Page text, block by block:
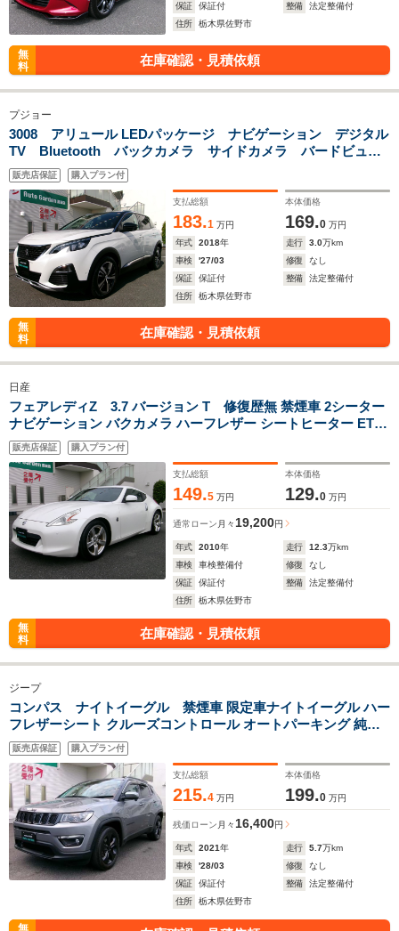
保証
保証付 整備
法定整備付
住所
栃木県佐野市
無
料
在庫確認・見積依頼
プジョー
3008 アリュール LEDパッケージ ナビゲーション デジタル
TV Bluetooth バックカメラ サイドカメラ バードビュ
ー ブレーキサポート コーナーセンサー パドルシフト
ETC USB充電端子 LEDヘットライト
販売店保証 購入プラン付
支払総額
183.1 万円
本体価格
169.0 万円
年式
2018年 走行 3.0万km
車検
'27/03 修復
なし
保証
保証付 整備
法定整備付
住所
栃木県佐野市
無
料
在庫確認・見積依頼
日産
フェアレディZ 3.7 バージョン T 修復歴無 禁煙車 2シーター
ナビゲーション バクカメラ ハーフレザー シートヒーター ETC
コーナーセンサー BOSEスピーカー
販売店保証 購入プラン付
支払総額
149.5 万円
本体価格
129.0 万円
通常ローン 月々 19,200円
年式 2010年 走行 12.3万km
車検
車検整備付 修復
なし
保証
保証付 整備
法定整備付
住所
栃木県佐野市
無
料
在庫確認・見積依頼
ジープ
コンパス ナイトイーグル 禁煙車 限定車ナイトイーグル ハー
フレザーシート クルーズコントロール オートパーキング 純正
ナビゲーション フルセグTV 前後ドライブレコーダー 純正18
インチアルミホィールブラック
販売店保証 購入プラン付
支払総額
215.4 万円
本体価格
199.0 万円
残価ローン 月々 16,400円
年式 2021年 走行 5.7万km
車検
'28/03 修復
なし
保証
保証付 整備
法定整備付
住所
栃木県佐野市
無